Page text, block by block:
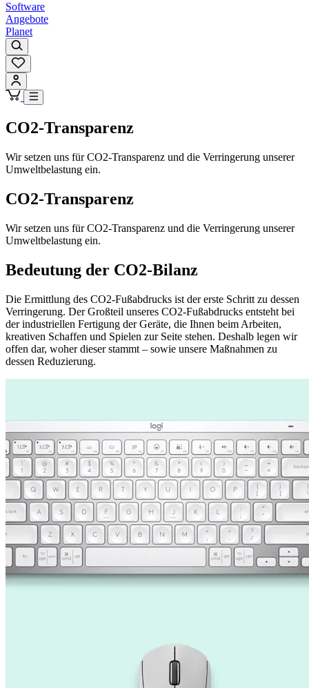
Software
Angebote
Planet
CO2-Transparenz
Wir setzen uns für CO2-Transparenz und die Verringerung unserer
Umweltbelastung ein.
CO2-Transparenz
Wir setzen uns für CO2-Transparenz und die Verringerung unserer
Umweltbelastung ein.
Bedeutung der CO2-Bilanz
Die Ermittlung des CO2-Fußabdrucks ist der erste Schritt zu dessen
Verringerung. Der Großteil unseres CO2-Fußabdrucks entsteht bei
der industriellen Fertigung der Geräte, die Ihnen beim Arbeiten,
kreativen Schaffen und Spielen zur Seite stehen. Deshalb legen wir
offen dar, woher dieser stammt – sowie unsere Maßnahmen zu
dessen Reduzierung.